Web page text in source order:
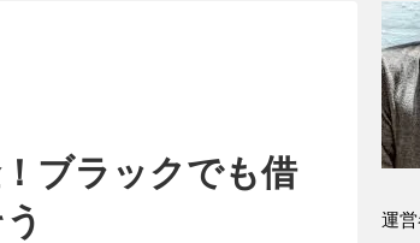
ブラックでも借
運